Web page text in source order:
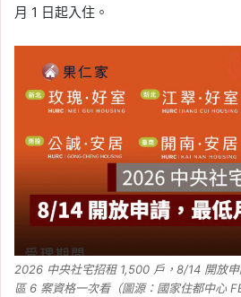
月 1 日起入住。
2026 中央社宅招租 1,500 戶，8/14 開放
區 6 案資格一次看（圖源：國家住都中心 FB